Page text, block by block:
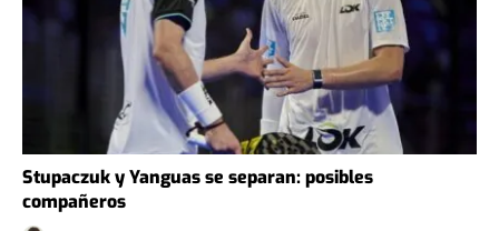
Stupaczuk y Yanguas se separan: posibles
compañeros